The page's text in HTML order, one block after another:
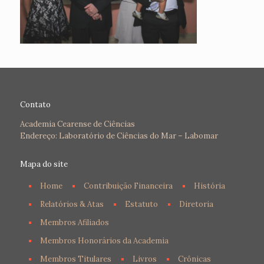
Contato
Academia Cearense de Ciências
Endereço: Laboratório de Ciências do Mar – Labomar
Mapa do site
Home Contribuição Financeira
História
Relatórios & Atas
Estatuto
Diretoria
Membros Afiliados
Membros Honorários da Academia
Membros Titulares
Livros Crônicas